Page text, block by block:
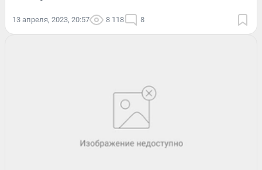
13 апреля, 2023, 20:57 8 118 8